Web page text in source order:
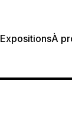
ExpositionsÀ